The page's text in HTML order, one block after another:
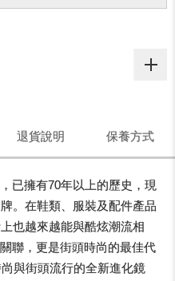
退貨說明 保養方式
已擁有70年以上的歷史，現
。在鞋類、服裝及配件產品
也越來越能與酷炫潮流相
聯，更是街頭時尚的最佳代
與街頭流行的全新進化鏡